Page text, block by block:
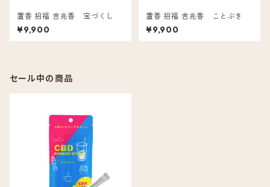
置香 招福 吉兆香 宝づくし
¥9,900
置香 招福 吉兆香 ことぶき
¥9,900
セール中の商品